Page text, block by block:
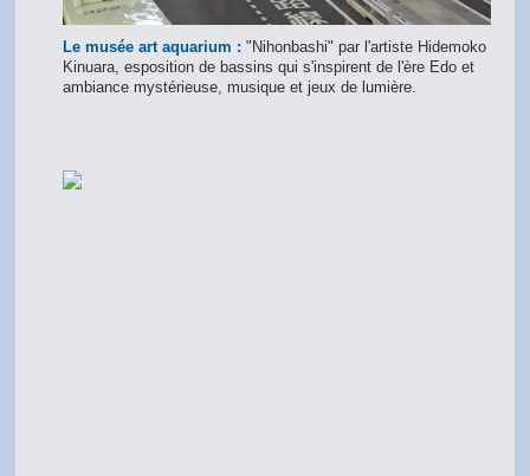
Le musée art aquarium : "Nihonbashi" par l'artiste Hidemoko
Kinuara, esposition de bassins qui s'inspirent de l'ère Edo et
ambiance mystérieuse, musique et jeux de lumière.